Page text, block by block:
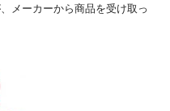
メーカーから商品を受け取っ